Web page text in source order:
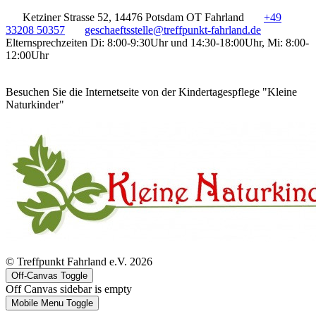
Ketziner Strasse 52, 14476 Potsdam OT Fahrland
+49
33208 50357
geschaeftsstelle@treffpunkt-fahrland.de
Elternsprechzeiten Di: 8:00-9:30Uhr und 14:30-18:00Uhr, Mi: 8:00-
12:00Uhr
Besuchen Sie die Internetseite von der Kindertagespflege "Kleine
Naturkinder"
© Treffpunkt Fahrland e.V. 2026
Off-Canvas Toggle
Off Canvas sidebar is empty
Mobile Menu Toggle